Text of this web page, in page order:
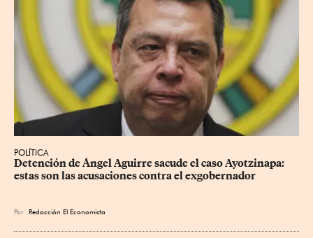
POLÍTICA
Detención de Ángel Aguirre sacude el caso Ayotzinapa:
estas son las acusaciones contra el exgobernador
Por Redacción El Economista